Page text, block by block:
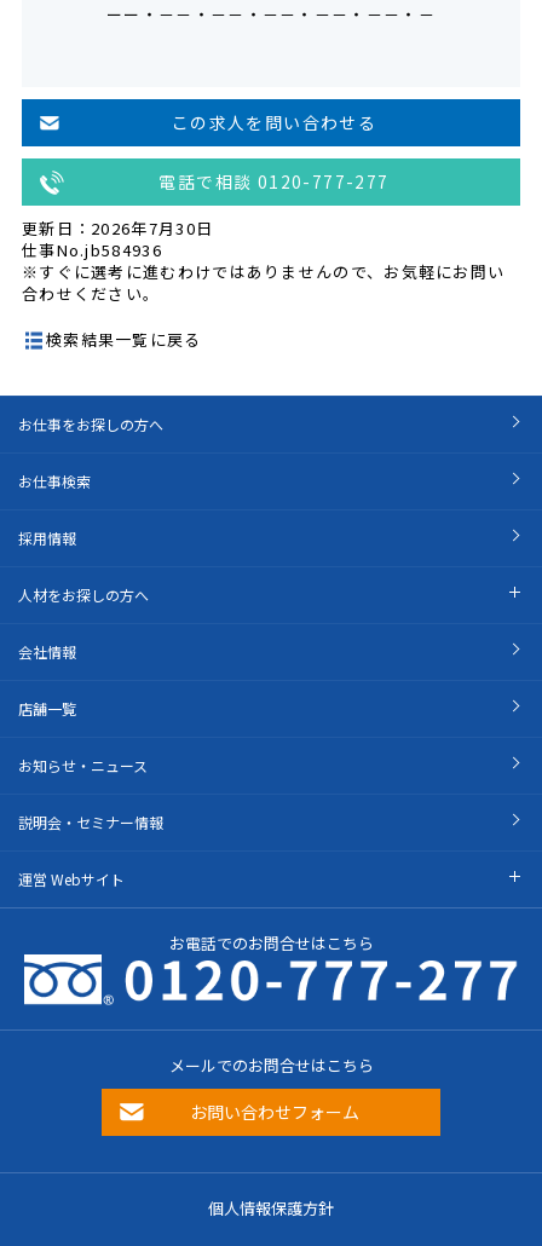
ーー・－－・－－・－－・－－・－－・－
この求人を問い合わせる
電話で相談 0120-777-277
更新日：2026年7月30日
仕事No.jb584936
※すぐに選考に進むわけではありませんので、お気軽にお問い
合わせください。
検索結果一覧に戻る
お仕事をお探しの方へ
お仕事検索
採用情報
人材をお探しの方へ
会社情報
店舗一覧
お知らせ・ニュース
説明会・セミナー情報
運営 Webサイト
お電話でのお問合せはこちら
メールでのお問合せはこちら
お問い合わせフォーム
個人情報保護方針